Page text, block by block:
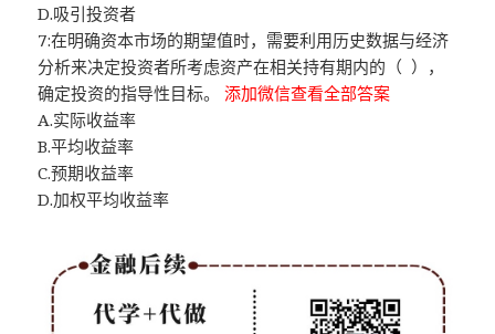
D.吸引投资者
7:在明确资本市场的期望值时，需要利用历史数据与经济
分析来决定投资者所考虑资产在相关持有期内的（ ），
确定投资的指导性目标。添加微信查看全部答案
A.实际收益率
B.平均收益率
C.预期收益率
D.加权平均收益率